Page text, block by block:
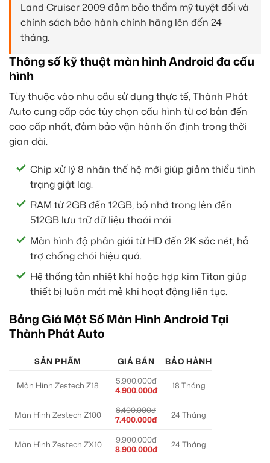
Land Cruiser 2009 đảm bảo thẩm mỹ tuyệt đối và
chính sách bảo hành chính hãng lên đến 24
tháng.
Thông số kỹ thuật màn hình Android đa cấu
hình
Tùy thuộc vào nhu cầu sử dụng thực tế, Thành Phát
Auto cung cấp các tùy chọn cấu hình từ cơ bản đến
cao cấp nhất, đảm bảo vận hành ổn định trong thời
gian dài.
Chip xử lý 8 nhân thế hệ mới giúp giảm thiểu tình
trạng giật lag.
RAM từ 2GB đến 12GB, bộ nhớ trong lên đến
512GB lưu trữ dữ liệu thoải mái.
Màn hình độ phân giải từ HD đến 2K sắc nét, hỗ
trợ chống chói hiệu quả.
Hệ thống tản nhiệt khí hoặc hợp kim Titan giúp
thiết bị luôn mát mẻ khi hoạt động liên tục.
Bảng Giá Một Số Màn Hình Android Tại
Thành Phát Auto
SẢN PHẨM GIÁ BÁN BẢO HÀNH
Màn Hình Zestech Z18
5.900.000đ
4.900.000đ
18 Tháng
Màn Hình Zestech Z100
8.400.000đ
7.400.000đ
24 Tháng
Màn Hình Zestech ZX10
9.900.000đ
8.900.000đ
24 Tháng